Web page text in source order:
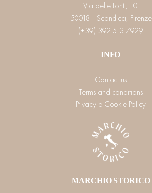
Via delle Fonti, 10
50018 - Scandicci, Firenze
(+39) 392 513 7929
INFO
Contact us
Terms and conditions
Privacy e Cookie Policy
MARCHIO STORICO